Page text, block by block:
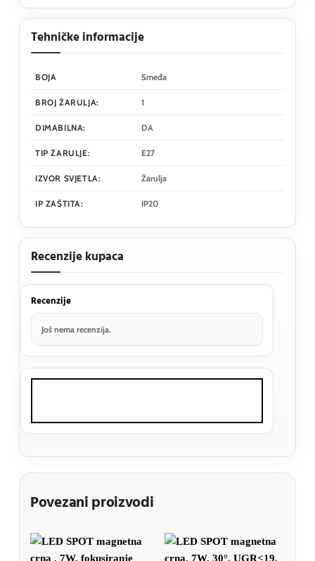
Tehničke informacije
BOJA Smeđa
BROJ ŽARULJA: 1
DIMABILNA: DA
TIP ŽARULJE: E27
IZVOR SVJETLA: Žarulja
IP ZAŠTITA: IP20
Recenzije kupaca
Recenzije
Još nema recenzija.
Povezani proizvodi